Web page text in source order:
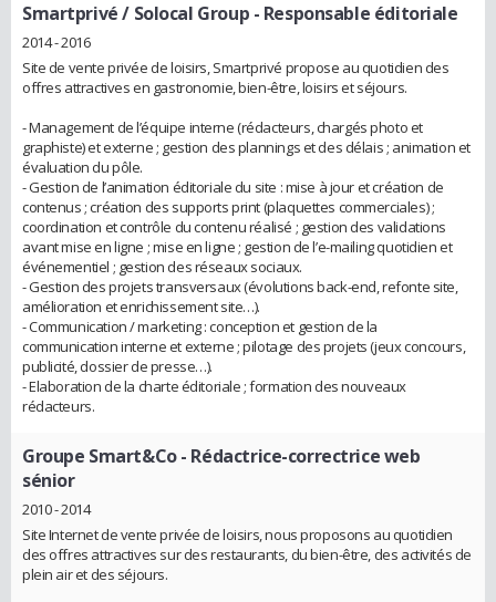
Smartprivé / Solocal Group - Responsable éditoriale
2014 - 2016
Site de vente privée de loisirs, Smartprivé propose au quotidien des
offres attractives en gastronomie, bien-être, loisirs et séjours.
- Management de l’équipe interne (rédacteurs, chargés photo et
graphiste) et externe ; gestion des plannings et des délais ; animation et
évaluation du pôle.
- Gestion de l’animation éditoriale du site : mise à jour et création de
contenus ; création des supports print (plaquettes commerciales) ;
coordination et contrôle du contenu réalisé ; gestion des validations
avant mise en ligne ; mise en ligne ; gestion de l’e-mailing quotidien et
événementiel ; gestion des réseaux sociaux.
- Gestion des projets transversaux (évolutions back-end, refonte site,
amélioration et enrichissement site…).
- Communication / marketing : conception et gestion de la
communication interne et externe ; pilotage des projets (jeux concours,
publicité, dossier de presse…).
- Elaboration de la charte éditoriale ; formation des nouveaux
rédacteurs.
Groupe Smart&Co- Rédactrice-correctrice web
sénior
2010 - 2014
Site Internet de vente privée de loisirs, nous proposons au quotidien
des offres attractives sur des restaurants, du bien-être, des activités de
plein air et des séjours.